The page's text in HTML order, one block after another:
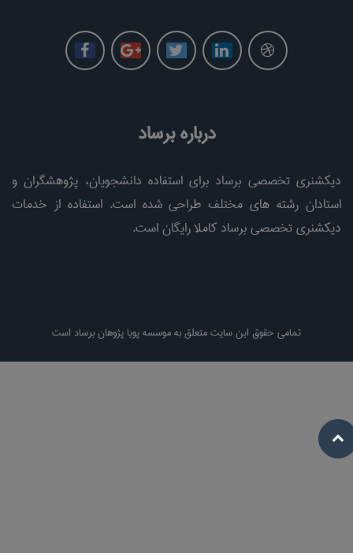
درباره برساد
دیکشنری تخصصی برساد برای استفاده دانشجویان، پژوهشگران و
استادان رشته های مختلف طراحی شده است. استفاده از خدمات
دیکشنری تخصصی برساد کاملا رایگان است.
تمامی حقوق این سایت متعلق به موسسه پویا پژوهان برساد است